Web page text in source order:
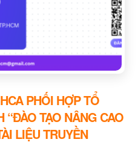
PHỐI HỢP TỔ
“ĐÀO TẠO NÂNG CAO
LIỆU TRUYỀN